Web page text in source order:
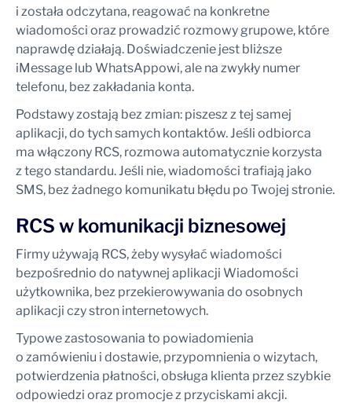
i została odczytana, reagować na konkretne
wiadomości oraz prowadzić rozmowy grupowe, które
naprawdę działają. Doświadczenie jest bliższe
iMessage lub WhatsAppowi, ale na zwykły numer
telefonu, bez zakładania konta.
Podstawy zostają bez zmian: piszesz z tej samej
aplikacji, do tych samych kontaktów. Jeśli odbiorca
ma włączony RCS, rozmowa automatycznie korzysta
z tego standardu. Jeśli nie, wiadomości trafiają jako
SMS, bez żadnego komunikatu błędu po Twojej stronie.
RCS w komunikacji biznesowej
Firmy używają RCS, żeby wysyłać wiadomości
bezpośrednio do natywnej aplikacji Wiadomości
użytkownika, bez przekierowywania do osobnych
aplikacji czy stron internetowych.
Typowe zastosowania to powiadomienia
o zamówieniu i dostawie, przypomnienia o wizytach,
potwierdzenia płatności, obsługa klienta przez szybkie
odpowiedzi oraz promocje z przyciskami akcji.